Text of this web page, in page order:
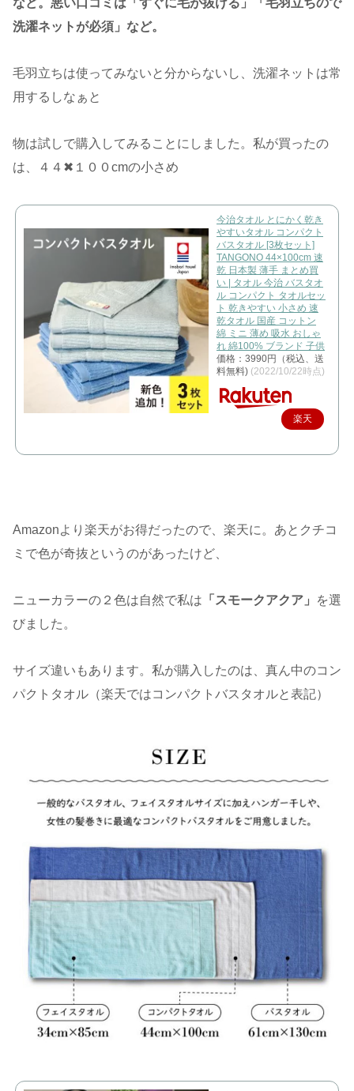
など。悪い口コミは「すぐに毛が抜ける」「毛羽立ちので
洗濯ネットが必須」など。
毛羽立ちは使ってみないと分からないし、洗濯ネットは常
用するしなぁと
物は試しで購入してみることにしました。私が買ったの
は、４４✖︎１００cmの小さめ
今治タオル とにかく乾き
やすいタオル コンパクト
バスタオル [3枚セット]
TANGONO 44×100cm 速
乾 日本製 薄手 まとめ買
い | タオル 今治 バスタオ
ル コンパクト タオルセッ
ト 乾きやすい 小さめ 速
乾タオル 国産 コットン
綿 ミニ 薄め 吸水 おしゃ
れ 綿100% ブランド 子供
価格：3990円（税込、送
料無料) (2022/10/22時点)
楽天
Amazonより楽天がお得だったので、楽天に。あとクチコ
ミで色が奇抜というのがあったけど、
ニューカラーの２色は自然で私は 「スモークアクア」
を選
びました。
サイズ違いもあります。私が購入したのは、真ん中のコン
パクトタオル（楽天ではコンパクトバスタオルと表記）